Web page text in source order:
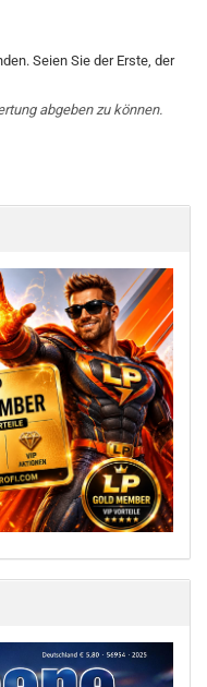
Seien Sie der Erste, der
abgeben zu können.